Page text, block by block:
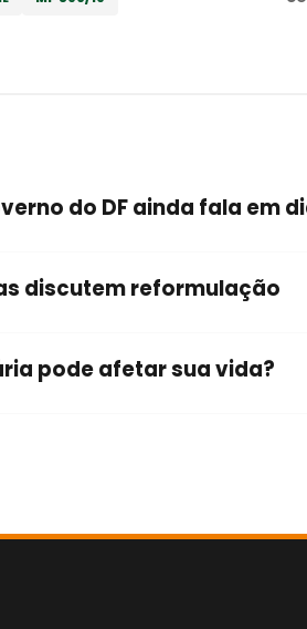
do DF ainda fala em
discutem reformulação
pode afetar sua vida?